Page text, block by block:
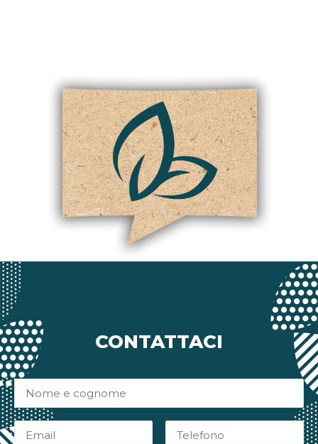
CONTATTACI